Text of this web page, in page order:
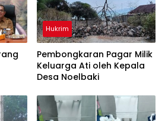
Hukrim
Pembongkaran Pagar Milik
Keluarga Ati oleh Kepala
Desa Noelbaki